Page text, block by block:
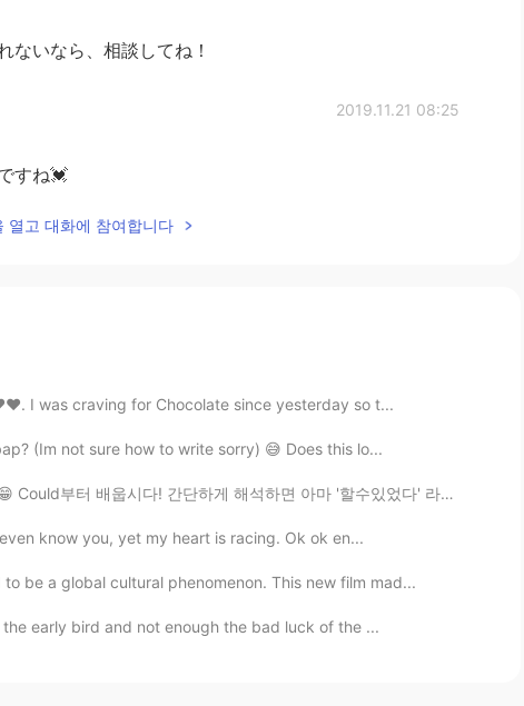
ないなら、相談してね！
2019.11.21 08:25
すね💓
열고 대화에 참여합니다
I was craving for Chocolate since yesterday so t...
(Im not sure how to write sorry) 😅 Does this lo...
! 간단하게 해석하면 아마 '할수있었다' 라고 하겠죠? 그렇지만 상황마다 다르게 씁니...
know you, yet my heart is racing. Ok ok en...
to be a global cultural phenomenon. This new film mad...
early bird and not enough the bad luck of the ...